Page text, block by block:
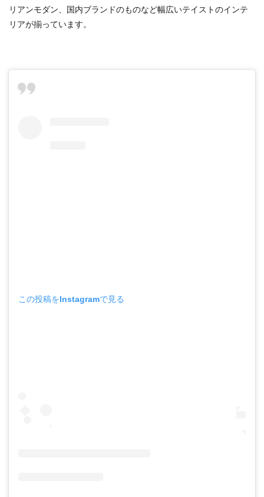
リアンモダン、国内ブランドのものなど幅広いテイストのインテ
リアが揃っています。
この投稿をInstagramで見る